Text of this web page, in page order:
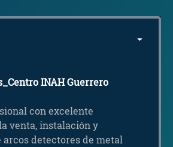
INAH Guerrero
con excelente
venta, instalación y
detectores de metal